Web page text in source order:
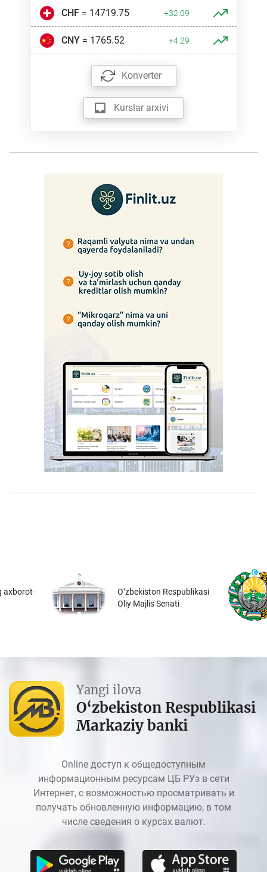
CHF= 14719.75 +32.09
CNY= 1765.52 +4.29
Konverter
Kurslar arxivi
axborot-
O‘zbekiston Respublikasi
Oliy Majlis Senati
Yangi ilova
O‘zbekiston Respublikasi
Markaziy banki
Online доступ к общедоступным
информационным ресурсам ЦБ РУз в сети
Интернет, с возможностью просматривать и
получать обновленную информацию, в том
числе сведения о курсах валют.